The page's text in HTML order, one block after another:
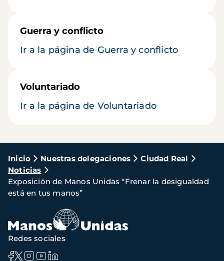
Guerra y conflicto
Ir a la página de Guerra y conflicto
Voluntariado
Ir a la página de Voluntariado
Ruta
de
navegación
Inicio Nuestras delegaciones
Ciudad Real
Noticias
Exposición de Manos Unidas “Frenar la desigualdad
está en tus manos”
Redes sociales